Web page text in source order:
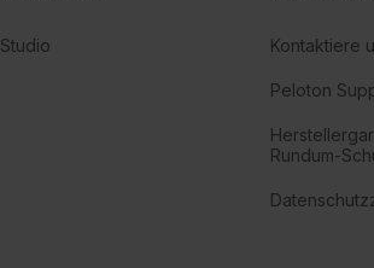
Studio Kontaktiere
Peloton
Rundum-